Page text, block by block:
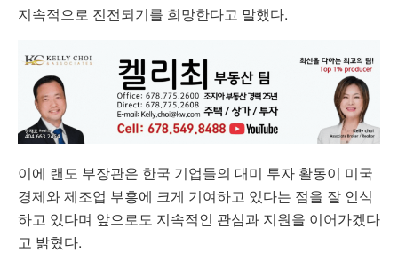
지속적으로 진전되기를 희망한다고 말했다.
이에 랜도 부장관은 한국 기업들의 대미 투자 활동이 미국
경제와 제조업 부흥에 크게 기여하고 있다는 점을 잘 인식
하고 있다며 앞으로도 지속적인 관심과 지원을 이어가겠다
고 밝혔다.